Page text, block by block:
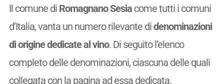
Il comune di Romagnano Sesiacome tutti i comuni
d’Italia, vanta un numero rilevante didenominazioni
di origine dedicate al vino. Di seguito l’elenco
completo delle denominazioni, ciascuna delle quali
collegata con la pagina ad essa dedicata.